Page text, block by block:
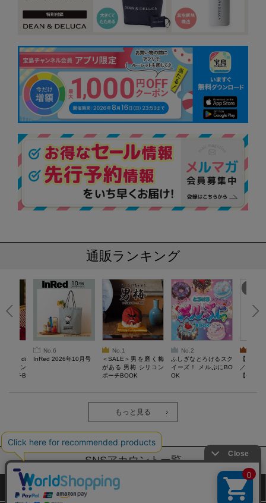
通販ランキング
di
ティン
ポーチB
No.6
InRed 2026年10月号
No.1
＜SALE＞男を磨く梅
がある 男梅 シリコン
ポーチBOOK
No.2
ふしぎなとろけるスク
イーズ！ メルぷにBO
OK
【
／Lサイ
【一般
ウェア
もっと見る
SNSアカウントー覧
サイトマップ